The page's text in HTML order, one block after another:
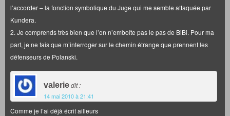
l’accorder – la fonction symbolique du Juge qui me semble attaquée par
Kundera.
2. Je comprends très bien que l’on n’emboîte pas le pas de BiBi. Pour ma
part, je ne fais que m’interroger sur le chemin étrange que prennent les
défenseurs de Polanski.
valeriedit :
14 mai 2010 à 21:41
Comme je l’ai déjà écrit ailleurs